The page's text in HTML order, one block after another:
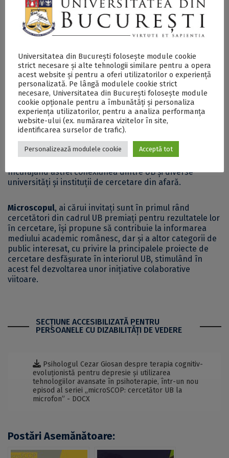
cercetător UB la microfon”își propune să prezinte
într-o manieră dinamică și succintă informații despre
rezultatele concrete ale unor demersuri de cercetare
notabile din cadrul UB.
Prin format și obiective, seriamicroSCOP: cercetător
UB la microfon vine să completezeprogramul de
comunicare a științei din cadrul Universității din
București, care mai include Conferințele UB – Știința
pe înțelesul tuturorșiDoza UB de Știință.
Seria are ca obiectiv promovarea acelor proiecte de
cercetare (brevete, articole și cărți) care, prin
contribuția majoră adusă domeniului din care fac parte,
încurajând astfel conexiunea dintre UB și diverse
universități și instituții de cercetare din afară.
Microscopul, ai cărui invitați sunt în primul rând
cercetători din cadrul UB premiați pentru rezultatele lor
în cercetare, își propune să contribuie la informarea
mediului academic românesc, dar și a altor categorii de
public interesat, cu privire la principalele proiecte de
cercetare desfășurate în interiorul UB, stimulând în
acest fel dezvoltarea unor inițiative colaborative
viitoare.
SECŢIUNE ACCESIBILIZATĂ PENTRU
PERSOANELE CU DIZABILITĂŢI DE VEDERE
Psihologul Cezar Giosan despre terapia cognitiv-
evoluționistă pentru depresie și utilizarea
tehnologiilor avansate în psihoterapie, într-un nou
episod al seriei „microSCOP: cercetător UB la
microfon” - DOCX
Postări Asemănătoare:
Universitatea din București folosește module cookie
strict necesare și alte tehnologii similare pentru a opera
acest website și pentru a oferi utilizatorilor o experiență
personalizată. Pe lângă modulele cookie strict
necesare, Universitatea din București folosește module
cookie opționale pentru a îmbunătăți și personaliza
experiența utilizatorilor, pentru a analiza performanța
website-ului (ex. numărarea vizitelor în site,
identificarea surselor de trafic).
Personalizează modulele cookie Acceptă tot